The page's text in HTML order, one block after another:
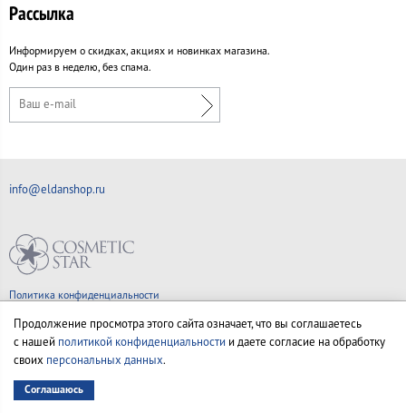
Рассылка
Информируем о скидках, акциях и новинках магазина.
Один раз в неделю, без спама.
Политика конфиденциальности
Согласие на обработку персональных данных
info@eldanshop.ru
© Все права на товарные знаки принадлежат их законным владельцам.
Продолжение просмотра этого сайта означает, что вы соглашаетесь
с нашей политикой конфиденциальности и даете согласие на обработку
своих персональных данных.
Соглашаюсь